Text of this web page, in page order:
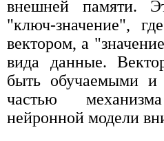
внешней памяти.
"ключ-значение",
вектором, а
вида данные.
быть обучаемыми и
частью
нейронной модели